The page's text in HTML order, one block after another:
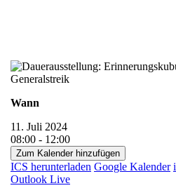
Wann
11. Juli 2024
08:00 - 12:00
Zum Kalender hinzufügen
ICS herunterladen Google Kalender
Outlook Live